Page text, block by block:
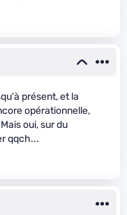
présent, et la
opérationnelle,
oui, sur du
qqch...